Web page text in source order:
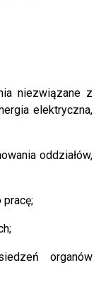
niezwiązane z
elektryczna,
oddziałów,
pracę;
organów